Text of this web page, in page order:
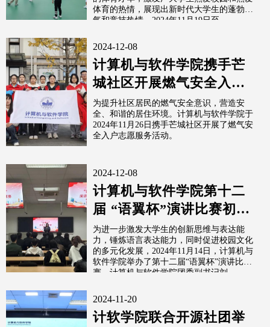
体育的热情，展现出新时代大学生的蓬勃朝
气和竞技热情，2024年11月19日至...
2024-12-08
计算机与软件学院携手芒
城社区开展燃气安全入户
志愿服务活动
为提升社区居民的燃气安全意识，营造安
全、和谐的居住环境。计算机与软件学院于
2024年11月26日携手芒城社区开展了燃气安
全入户志愿服务活动。
2024-12-08
计算机与软件学院第十二
届 “语翼杯”演讲比赛初赛
顺利举行
为进一步激发大学生的创新思维与表达能
力，锤炼语言表达能力，同时促进校园文化
的多元化发展，2024年11月14日，计算机与
软件学院举办了第十二届“语翼杯”演讲比
赛，计算机与软件学院团委副书记刘...
2024-11-20
计软学院联合开源社团举